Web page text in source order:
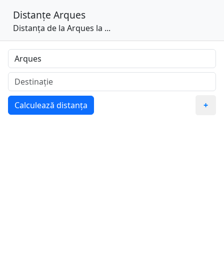
Distanțe Arques
Distanța de la Arques la ...
Calculează distanța +